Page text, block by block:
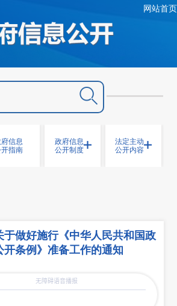
网站首页
信息
指南
政府信息
公开制度
法定主动
公开内容
于做好施行《中华人民共和国政
开条例》准备工作的通知